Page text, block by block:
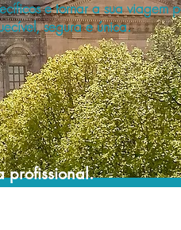
e tornar a sua viagem
segura e única.
profissional.